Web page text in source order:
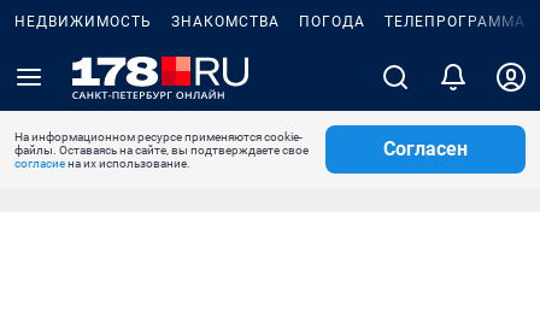
НЕДВИЖИМОСТЬ ЗНАКОМСТВА ПОГОДА ТЕЛЕПРОГРАММА
На информационном ресурсе применяются cookie-
файлы. Оставаясь на сайте, вы подтверждаете свое
согласиена их использование.
Согласен